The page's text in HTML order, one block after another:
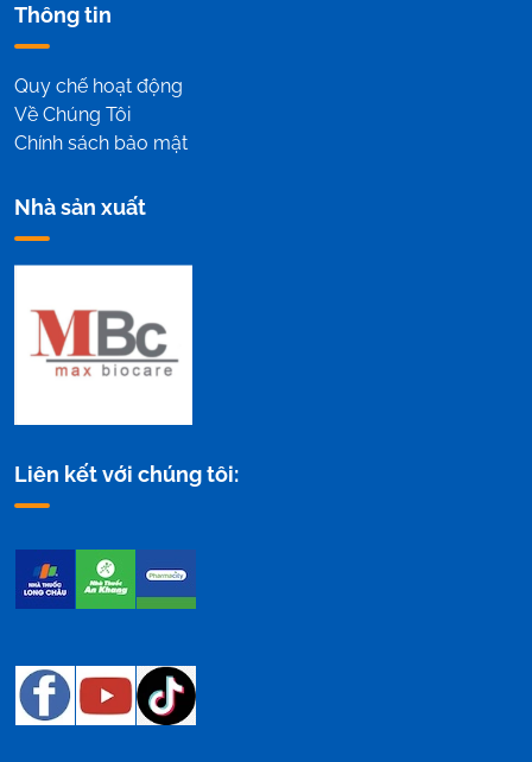
Thông tin
Quy chế hoạt động
Về Chúng Tôi
Chính sách bảo mật
Nhà sản xuất
Liên kết với chúng tôi: